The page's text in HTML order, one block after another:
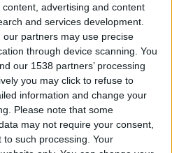
advertising and content
and services development.
partners may use precise
through device scanning. You
our 1538 partners’ processing
you may click to refuse to
information and change your
Please note that some
may not require your consent,
such processing. Your
επί πιστώσει
με τον ΟΠΑΔ.
των πολιτών, ο Φ.Σ.
ότι ο ΟΠΑΔ οφείλει
χρέη τεσσάρων
ότι τα αιτήματα του
στηνάμεση πληρωμή
του Δημοσίου όλων των